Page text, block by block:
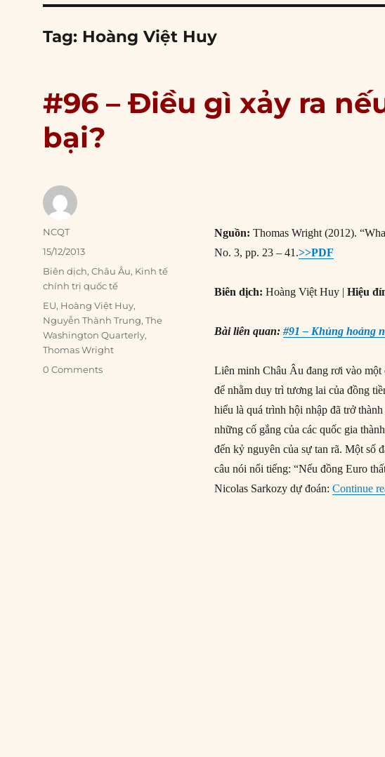
Tag: Hoàng Việt Huy
#96 – Điều gì xảy ra
bại?
Nguồn: Thomas Wright (2012).
No. 3, pp. 23 – 41.>>PDF
Biên dịch: Hoàng Việt Huy |Hiệu
Bài liên quan:#91 – Khủng hoảng
Liên minh Châu Âu đang rơi vào
để nhằm duy trì tương lai của đồng
hiểu là quá trình hội nhập đã trở
những cố gắng của các quốc gia
đến kỷ nguyên của sự tan rã. Một số
câu nói nổi tiếng: “Nếu đồng Euro
Nicolas Sarkozy dự đoán:Continue
Author
NCQT
Posted
on
15/12/2013
Categories
Biên dịch,Châu Âu, Kinh tế
chính trị quốc tế
Tags
EU, Hoàng Việt Huy,
Nguyễn Thành Trung,The
Washington Quarterly,
Thomas Wright
0 Comments